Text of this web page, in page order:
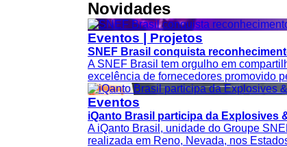
Novidades
Eventos | Projetos
SNEF Brasil conquista
A SNEF Brasil tem orgulho em
excelência de fornecedores promovido
Eventos
iQanto Brasil participa da Explosives
A iQanto Brasil, unidade do Groupe
realizada em Reno, Nevada, nos